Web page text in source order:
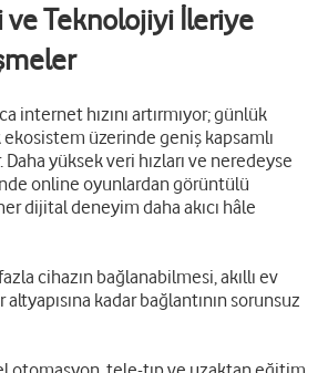
ve Teknolojiyi İleriye
internet hızını artırmıyor; günlük
üzerinde geniş kapsamlı
yüksek veri hızları ve neredeyse
online oyunlardan görüntülü
dijital deneyim daha akıcı hâle
cihazın bağlanabilmesi, akıllı ev
kadar bağlantının sorunsuz